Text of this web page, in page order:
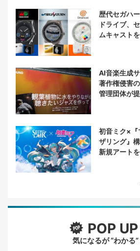
歴代セガハ
ドライブ、
ムキャスト
AI音楽生成
著作権侵害
管理団体が
初音ミク×『
ザリング』
新規アート
POP
気になるが “わかる”